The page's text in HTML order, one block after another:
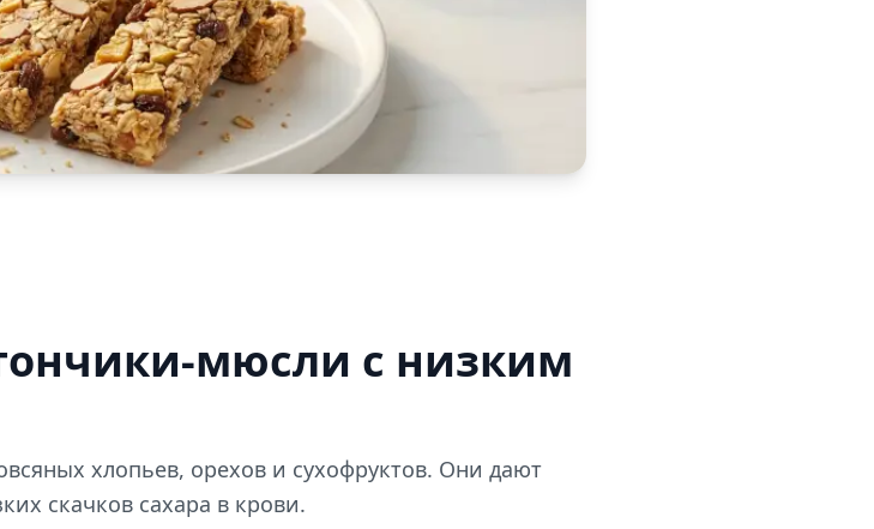
мюсли с низким
хлопьев, орехов и сухофруктов. Они дают
скачков сахара в крови.